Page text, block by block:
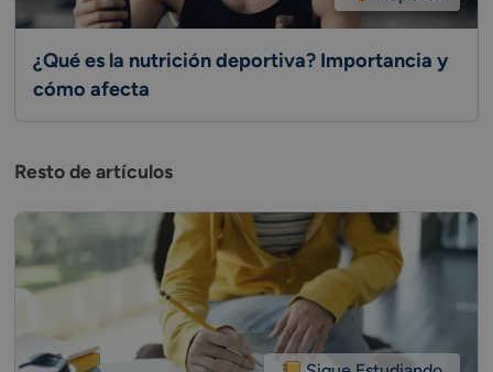
¿Qué es la nutrición deportiva? Importancia y
cómo afecta
Resto de artículos